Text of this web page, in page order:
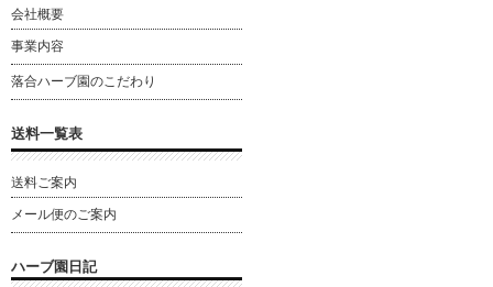
会社概要
事業内容
落合ハーブ園のこだわり
送料一覧表
送料ご案内
メール便のご案内
ハーブ園日記